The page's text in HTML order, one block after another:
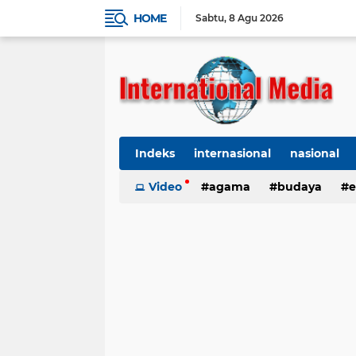
HOME Sabtu 8 Agu 2026
Indeks internasional nasional
Ekbis TNI-Polri Organisasi
Video agama budaya